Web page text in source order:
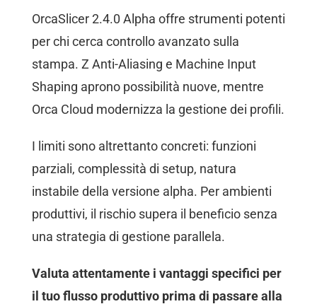
OrcaSlicer 2.4.0 Alpha offre strumenti potenti
per chi cerca controllo avanzato sulla
stampa. Z Anti-Aliasing e Machine Input
Shaping aprono possibilità nuove, mentre
Orca Cloud modernizza la gestione dei profili.
I limiti sono altrettanto concreti: funzioni
parziali, complessità di setup, natura
instabile della versione alpha. Per ambienti
produttivi, il rischio supera il beneficio senza
una strategia di gestione parallela.
Valuta attentamente i vantaggi specifici per
il tuo flusso produttivo prima di passare alla